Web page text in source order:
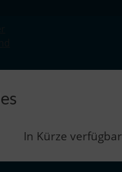
In Kürze verfügbar